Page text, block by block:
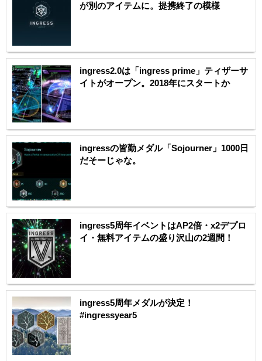
が別のアイテムに。提携終了の模様
ingress2.0は「ingress prime」ティザーサ
イトがオープン。2018年にスタートか
ingressの皆勤メダル「Sojourner」1000日
だそーじゃな。
ingress5周年イベントはAP2倍・x2デプロ
イ・無料アイテムの盛り沢山の2週間！
ingress5周年メダルが決定！
#ingressyear5